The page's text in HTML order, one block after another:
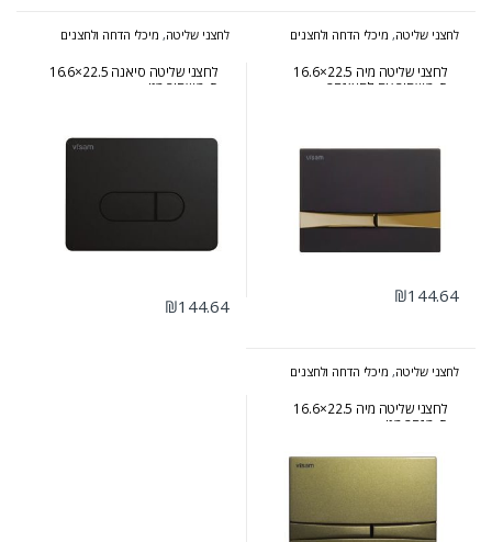
לחצני שליטה, מיכלי הדחה ולחצנים
לחצני שליטה מיה 22.5×16.6
ס״מ שחור עם לחצן זהב
₪144.64
לחצני שליטה, מיכלי הדחה ולחצנים
לחצני שליטה סיאנה 22.5×16.6
ס״מ שחור מט
₪144.64
לחצני שליטה, מיכלי הדחה ולחצנים
לחצני שליטה מיה 22.5×16.6
ס״מ זהב מט